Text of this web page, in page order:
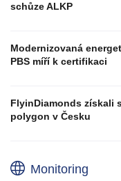
schůze ALKP
Modernizovaná
PBS míří k certifikaci
FlyinDiamonds získali
polygon v Česku
Monitoring